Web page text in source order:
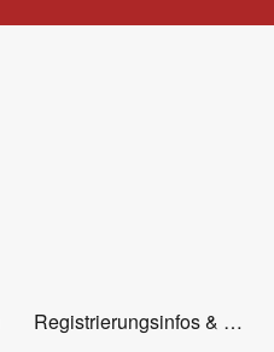
Registrierungsinfos & …